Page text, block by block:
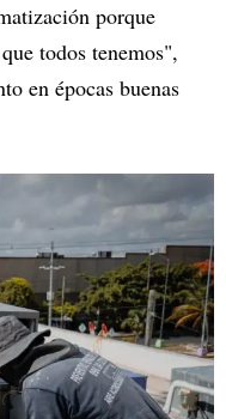
porque
todos tenemos",
en épocas buenas